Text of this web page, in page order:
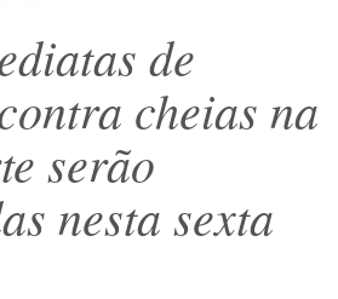
de
cheias na
serão
nesta sexta